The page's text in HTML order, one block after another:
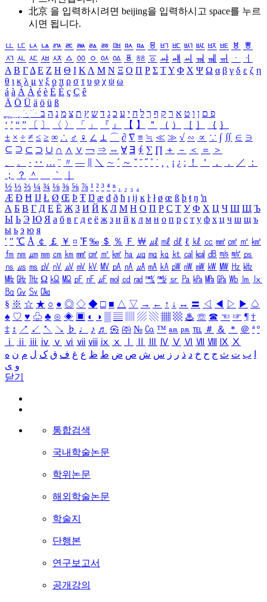
北京 을 입력하시려면 beijing을 입력하시고 space를 누르
시면 됩니다.
ㅥ ㅦ ㅧ ㅨ ㅩ ㅪ ㅫ ㅬ ㅭ ㅮ ㅯ ㅰ ㅱ ㅲ ㅳ ㅴ ㅵ ㅶ ㅷ ㅸ
ㅹ
ㅺ ㅻ ㅼ ㅽ ㅾ ㅿ ㆀ ㆁ ㆂ ㆃ ㆄ ㆅ ㆆ ㆇ ㆈ ㆉ ㆊ ㆋ ㆌ ㆍ
ㆎ
Α Β ΓΔ Ε Ζ Η Θ Ι ΚΛ Μ Ν Ξ Ο Π Ρ Σ ΤΥ Φ Χ Ψ Ω α β γ δ ε ζ η
θ ι κ λ μ ν ξ ο π ρ σ τ υ φ χ ψ ω
á à Á À é è É È ç Ç ê
Ä Ö Ü ä ö ü ß
ִֶֹ ֻּ ׁׂ פ ם ן ו ט א ר ק ף ך ל ח י ע כ ג ד ש ץ ת צ מ נ ה ב
‘ ’ “ ” 〔 〕 〈 〉 「 」 『 』 【 】 ＂ （ ） ［ ］ ｛ ｝
± × ÷ ≠ ≤ ≥ ∞ ∴ ♂ ♀ ∠ ⊥ ⌒ ∂ ∇ ≡ ≒ ≪ ≫ √ ∽ ∝ ∵ ∫ ∬ ∈ ∋
⊆ ⊇ ⊂ ⊃ ∪ ∩ ∧ ∨ ￢ ⇒ ⇔ ∀ ∃ ∮ ∑ ∏ ＋ － ＜ ＝
＞
、
。 · ‥ … ¨ 〃 ― ＼ ∼ ´ ～ ˇ ˘ ˝ ˚ ˙ ¸ ¡ ¿ ː ！ ＇ ， ． ／
：
；
？ ＾ ｀
½ ⅓ ⅔ ¼ ¾ ⅛ ⅜ ⅝ ⅞ ¹ ² ³ ⁴ ⁿ ₁ ₂ ₃ ₄
Æ Ð Ħ Ĳ Ł Ø Œ Þ Ŧ Ŋ æ đ ð ħ ı ĳ ĸ ŀ ł ø œ ß þ ŧ ŋ ŉ
А Б В Г Д Е Ё Ж З И Й К Л М Н О П Р С Т У Ф Х Ц Ч Ш Щ Ъ
Ы Ь Э Ю Я а б в г д е ё ж з и й к л м н о п р с т у ф х ц ч ш щ ъ
ы ь э ю я
′ ″ ℃ Å ￠ ￡ ￥ ¤ ℉ ‰ ＄ ％ Ｆ ￦ ㎕ ㎖ ㎗ ℓ ㎘ ㏄ ㎣ ㎤ ㎥ ㎦
㎙ ㎚ ㎛ ㎜ ㎝ ㎞ ㎟ ㎠ ㎡ ㎢ ㏊ ㎍ ㎎ ㎏ ㏏ ㎈ ㎉ ㏈ ㎧ ㎨ ㎰
㎱ ㎲ ㎳ ㎴ ㎵ ㎶ ㎷ ㎸ ㎹ ㎀ ㎁ ㎂ ㎃ ㎄ ㎺ ㎻ ㎽ ㎾ ㎿ ㎐ ㎑
㎒ ㎓ ㎔ Ω ㏀ ㏁ ㎊ ㎋ ㎌ ㏖ ㏅ ㎭ ㎮ ㎯ ㏛ ㎩ ㎪ ㎫ ㎬ ㏝ ㏐
㏓
㏃ ㏉ ㏜ ㏆
§ ※ ☆ ★ ○ ● ◎ ◇ ◆ □ ■ △ ▽ → ← ↑ ↓ ↔ 〓 ◁ ◀ ▷ ▶ ♤
♠ ♡ ♥ ♧ ♣ ⊙ ◈ ▣ ◐ ◑ ▒ ▤ ▨ ▧ ▦ ▩ ♨ ☏ ☎ ☜ ☞ ¶ †
‡ ↕ ↗ ↙ ↖ ↘ ♭ ♩ ♪ ♬ ㉿ ㈜ № ㏇ ™ ㏂ ㏘ ℡ ＃ ＆ ＊ ＠ ª º
ⅰ
ⅱ ⅲ ⅳ ⅴ ⅵ ⅶ ⅷ ⅸ ⅹ Ⅳ Ⅴ Ⅵ Ⅶ Ⅷ Ⅸ Ⅹ
ب ت ث ج ح خ د ذ ر ز س ش ص ض ط ظ ع غ ف ق ک ل م ن ه
و ی
닫기
통합검색
국내학술논문
학위논문
해외학술논문
학술지
단행본
연구보고서
공개강의